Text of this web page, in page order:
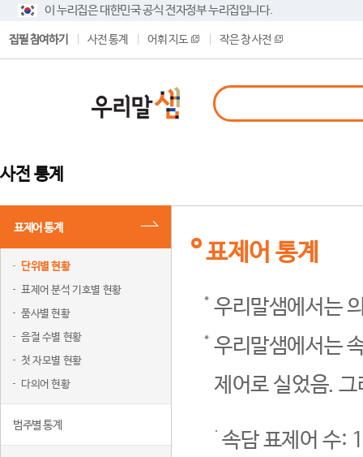
이 누리집은 대한민국 공식 전자정부 누리집입니다.
집필 참여하기 사전 통계 어휘 지도 작은 창 사전
사전 통계
표제어 통계
단위별 현황
표제어 분석 기호별 현황
품사별 현황
음절 수별 현황
첫 자모별 현황
다의어 현황
범주별 통계
표제어 통계
우리말샘에서는
우리말샘에서는
제어로 실었음.
속담 표제어 수: